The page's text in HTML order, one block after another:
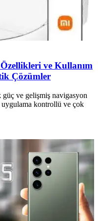
ve Kullanım
Çözümler
ve gelişmiş navigasyon
uygulama kontrollü ve çok